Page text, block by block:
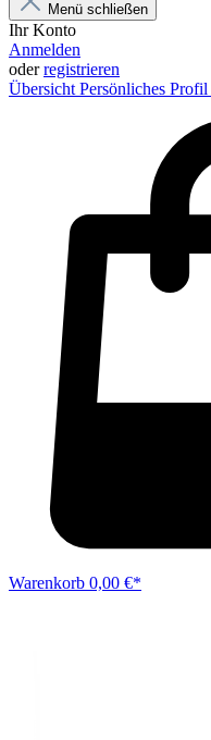
Menü schließen
Ihr Konto
Anmelden
oderregistrieren
Übersicht Persönliches Profil
Warenkorb 0,00 €*